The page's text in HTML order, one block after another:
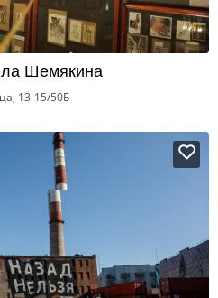
Шемякина
13-15/50Б